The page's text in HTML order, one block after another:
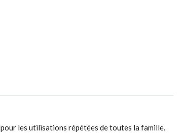
les utilisations répétées de toutes la famille.